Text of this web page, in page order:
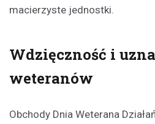
macierzyste jednostki.
Wdzięczność i
weteranów
Obchody Dnia Weterana